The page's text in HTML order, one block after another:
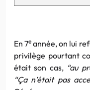
En 7e année, on lui
privilège pourtant
était son cas, “au
“Ça n’était pas